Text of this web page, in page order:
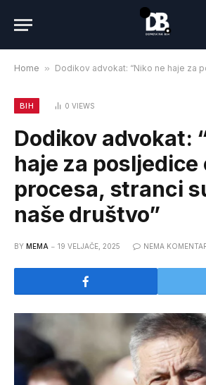
Home » Dodikov advokat: “Niko ne haje za posljedice ovog
BIH 0 VIEWS
Dodikov advokat:
haje za posljedice
procesa, stranci
naše društvo”
BY MEMA 19 VELJAČE, 2025 NEMA